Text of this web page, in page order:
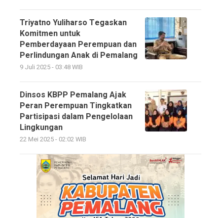
Triyatno Yuliharso Tegaskan
Komitmen untuk
Pemberdayaan Perempuan dan
Perlindungan Anak di Pemalang
9 Juli 2025 - 03:48 WIB
Dinsos KBPP Pemalang Ajak
Peran Perempuan Tingkatkan
Partisipasi dalam Pengelolaan
Lingkungan
22 Mei 2025 - 02:02 WIB